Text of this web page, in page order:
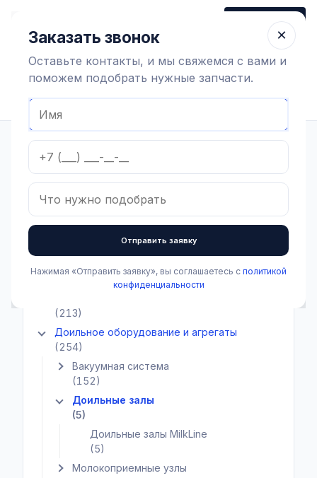
Заказать звонок
Доильные залы
Доильные залы
Фильтры
Категории
Все категории
Показать подкатегории Доильная аппаратура и запчасти
(213)
Показать подкатегории Доильное оборудование и агрегаты
Доильное оборудование и агрегаты
(254)
Показать подкатегории Вакуумная система
Вакуумная система
(152)
Показать подкатегории Доильные залы
Доильные залы
(5)
Доильные залы MilkLine
(5)
Показать подкатегории Молокоприемные узлы
Молокоприемные узлы
×
Заказать звонок
Оставьте контакты, и мы свяжемся с вами и
поможем подобрать нужные запчасти.
Отправить заявку
Нажимая «Отправить заявку», вы соглашаетесь с политикой
конфиденциальности